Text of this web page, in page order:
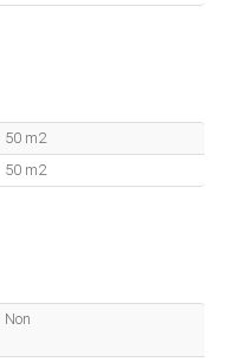
50 m2
50 m2
Non